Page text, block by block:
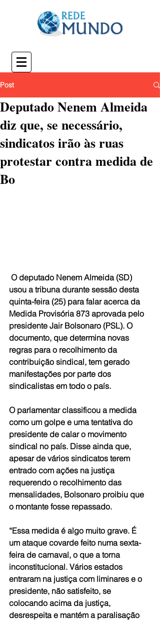
Post
Deputado Nenem Almeida
diz que, se necessário,
sindicatos irão às ruas
protestar contra medida de
Bo
usou a tribuna durante sessão desta
quinta-feira (25) para falar acerca da
Medida Provisória 873 aprovada pelo
presidente Jair Bolsonaro (PSL). O
documento, que determina novas
regras para o recolhimento da
contribuição sindical, tem gerado
manifestações por parte dos
sindicalistas em todo o país.
O parlamentar classificou a medida
como um golpe e uma tentativa do
presidente de calar o movimento
sindical no país. Disse ainda que,
apesar de vários sindicatos terem
entrado com ações na justiça
requerendo o recolhimento das
mensalidades, Bolsonaro proibiu que
o montante fosse repassado.
“Essa medida é algo muito grave. É
um ataque covarde feito numa sexta-
feira de carnaval, o que a torna
inconstitucional. Vários estados
entraram na justiça com liminares e o
presidente, não satisfeito, se
colocando acima da justiça,
desrespeita e mantém a paralisação